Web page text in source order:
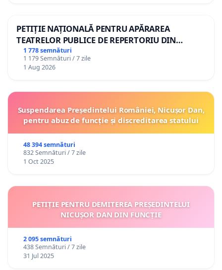
PETIȚIE NAȚIONALĂ PENTRU APĂRAREA
TEATRELOR PUBLICE DE REPERTORIU DIN
ROMÂNIA
1 778 semnături
1 179 Semnături / 7 zile
1 Aug 2026
Suspendarea Președintelui României, Nicușor Dan,
pentru abuz de funcție și discreditarea statului
48 394 semnături
832 Semnături / 7 zile
1 Oct 2025
PETIȚIE PENTRU DEMITEREA PREȘEDINTELUI
NICUȘOR DAN DIN FUNCȚIE
2 095 semnături
438 Semnături / 7 zile
31 Jul 2025